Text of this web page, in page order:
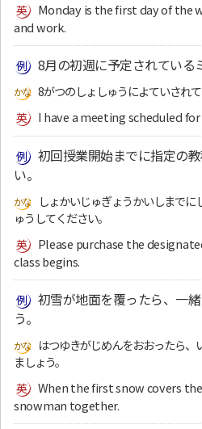
Monday is the first day of the
and work.
8月の初週に予定されている
8がつのしょしゅうによていされ
I have a meeting scheduled
初回授業開始までに指定の
い。
しょかいじゅぎょうかいしまで
ゅうしてください。
Please purchase the
class begins.
初雪が地面を覆ったら、一
う。
はつゆきがじめんをおおったら
ましょう。
When the first snow covers
snowman together.